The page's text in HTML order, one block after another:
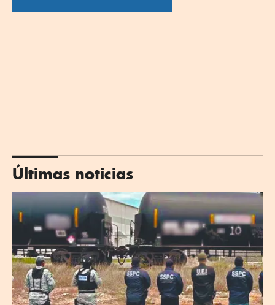
Últimas noticias